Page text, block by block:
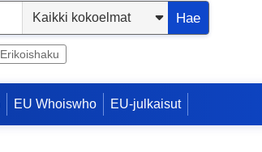
Hae
Erikoishaku
EU Whoiswho EU-julkaisut